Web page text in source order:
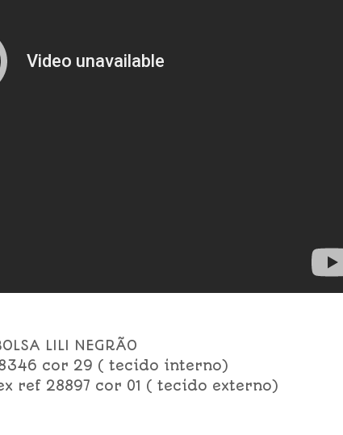
LILI NEGRÃO
cor 29 ( tecido interno)
ref 28897 cor 01 ( tecido externo)